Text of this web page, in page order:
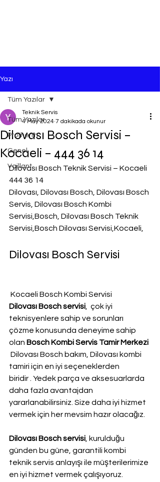
Yazı
Tüm Yazılar
Protherm
Genel
Vaillant
Tüm Yazılar
Dilovası Bosch Servisi –
Kocaeli – 444 36 14
Teknik Servis
4 May 2024 7 dakikada okunur
Dilovası Bosch Teknik Servisi – Kocaeli
444 36 14
Dilovası, Dilovası Bosch, Dilovası Bosch
Servis, Dilovası Bosch Kombi
Servisi,Bosch, Dilovası Bosch Teknik
Servisi,Bosch Dilovası Servisi,Kocaeli,
Dilovası Bosch Servisi
Kocaeli Bosch Kombi Servisi
Dilovası Bosch servisi ,  çok iyi
teknisyenlere sahip ve sorunları
çözme konusunda deneyime sahip
olan Bosch Kombi Servis Tamir Merkezi
Dilovası Bosch bakım, Dilovası kombi
tamiri için en iyi seçeneklerden
biridir . Yedek parça ve aksesuarlarda
daha fazla avantajdan
yararlanabilirsiniz. Size daha iyi hizmet
vermek için her mevsim hazır olacağız.
Dilovası Bosch servisi , kurulduğu
günden bu güne, garantili kombi
teknik servis anlayışı ile müşterilerimize
en iyi hizmet vermek çalışıyoruz.